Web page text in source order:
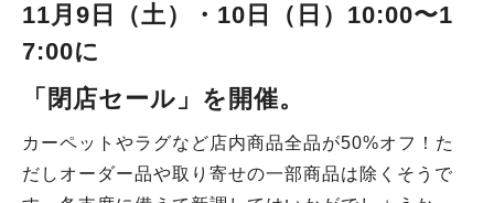
11月9日（土）・10日（日） 10:00〜1
7:00に
「閉店セール」を開催。
カーペットやラグなど店内商品全品が50%オフ！た
だしオーダー品や取り寄せの一部商品は除くそうで